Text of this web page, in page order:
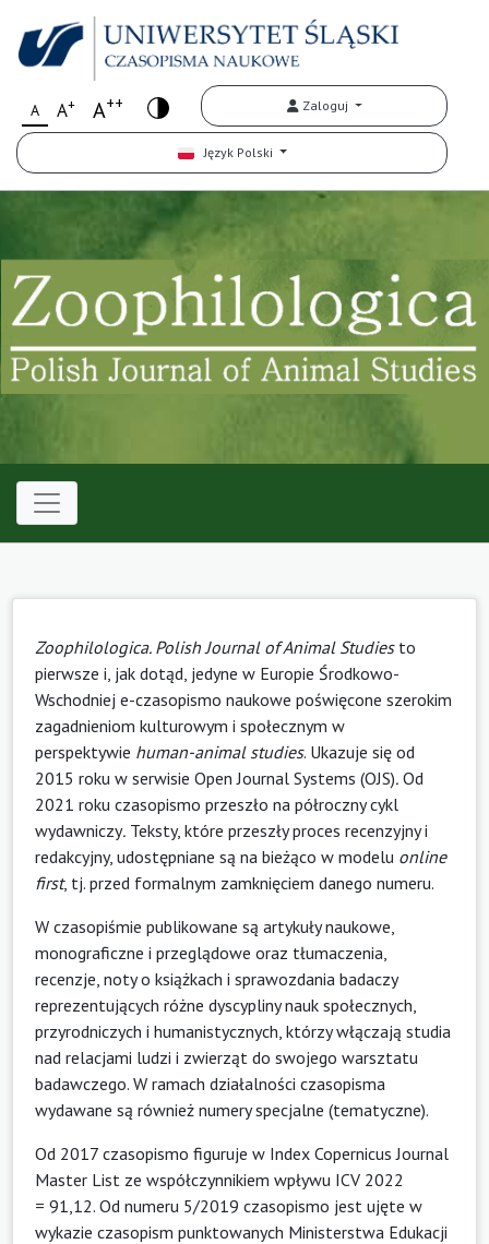
A A+ A++ Zaloguj
Język Polski
Zoophilologica. Polish Journal of Animal Studiesto
pierwsze i, jak dotąd, jedyne w Europie Środkowo-
Wschodniej e-czasopismo naukowe poświęcone szerokim
zagadnieniom kulturowym i społecznym w
perspektywie human-animal studies. Ukazuje się od
2015 roku w serwisie Open Journal Systems (OJS). Od
2021 roku czasopismo przeszło na półroczny cykl
wydawniczy. Teksty, które przeszły proces recenzyjny i
redakcyjny, udostępniane są na bieżąco w modelu online
first, tj. przed formalnym zamknięciem danego numeru.
W czasopiśmie publikowane są artykuły naukowe,
monograficzne i przeglądowe oraz tłumaczenia,
recenzje, noty o książkach i sprawozdania badaczy
reprezentujących różne dyscypliny nauk społecznych,
przyrodniczych i humanistycznych, którzy włączają studia
nad relacjami ludzi i zwierząt do swojego warsztatu
badawczego. W ramach działalności czasopisma
wydawane są również numery specjalne (tematyczne).
Od 2017 czasopismo figuruje w Index Copernicus Journal
Master List ze współczynnikiem wpływu ICV 2022
= 91,12. Od numeru 5/2019 czasopismo jest ujęte w
wykazie czasopism punktowanych Ministerstwa Edukacji